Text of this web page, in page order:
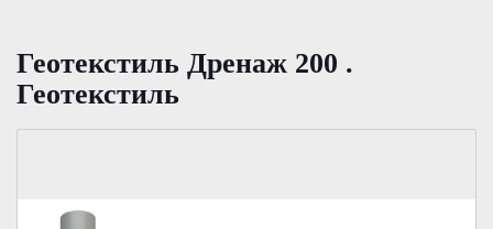
Геотекстиль Дренаж 200 .
Геотекстиль